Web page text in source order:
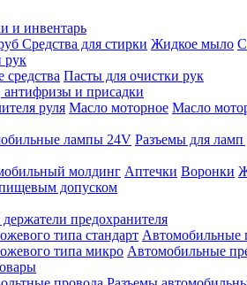
и инвентарь
Средства для стирки Жидкое мыло
рук
Пасты для очистки рук
и присадки
руля Масло моторное Масло
лампы 24V Разъемы для
молдинг Аптечки Воронки
допуском
предохранителя
типа стандарт Автомобильные
типа микро Автомобильные